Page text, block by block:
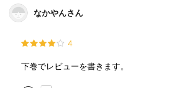
なかやんさん
4
下巻でレビューを書きます。